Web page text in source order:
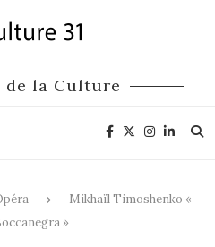
de la Culture
Mikhaïl Timoshenko «
»